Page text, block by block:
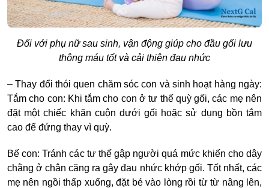
Đối với phụ nữ sau sinh, vận động giúp cho đầu gối lưu
thông máu tốt và cải thiện đau nhức
– Thay đổi thói quen chăm sóc con và sinh hoạt hàng ngày:
Tắm cho con: Khi tắm cho con ở tư thế quỳ gối, các mẹ nên
đặt một chiếc khăn cuộn dưới gối hoặc sử dụng bồn tắm
cao để đứng thay vì quỳ.
Bế con: Tránh các tư thế gập người quá mức khiến cho dây
chằng ở chân căng ra gây đau nhức khớp gối. Tốt nhất, các
mẹ nên ngồi thấp xuống, đặt bé vào lòng rồi từ từ nâng lên,